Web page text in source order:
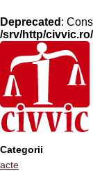
Deprecated :
/srv/http/
Categorii
acte